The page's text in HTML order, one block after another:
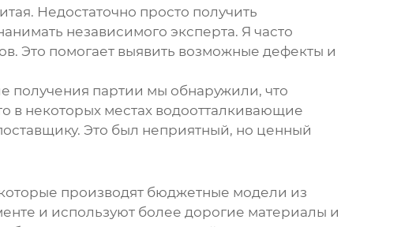
Недостаточно просто получить
независимого эксперта. Я часто
Это помогает выявить возможные дефекты и
получения партии мы обнаружили, что
в некоторых местах водоотталкивающие
Это был неприятный, но ценный
производят бюджетные модели из
и используют более дорогие материалы и